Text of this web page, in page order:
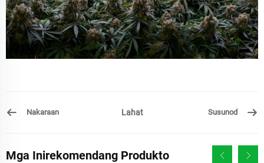
Nakaraan Lahat Susunod
Mga Inirekomendang Produkto